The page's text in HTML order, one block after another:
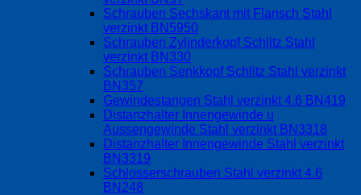
Schrauben Sechskant mit Flansch Stahl
verzinkt BN5950
Schrauben Zylinderkopf Schlitz Stahl
verzinkt BN330
Schrauben Senkkopf Schlitz Stahl verzinkt
BN357
Gewindestangen Stahl verzinkt 4.6 BN419
Distanzhalter Innengewinde u
Aussengewinde Stahl verzinkt BN3318
Distanzhalter Innengewinde Stahl verzinkt
BN3319
Schlosserschrauben Stahl verzinkt 4.6
BN248